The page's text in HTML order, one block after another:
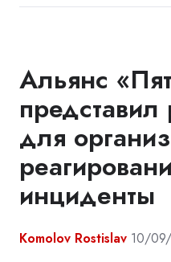
Альянс
представил
для
инциденты
Komolov Rostislav 10/